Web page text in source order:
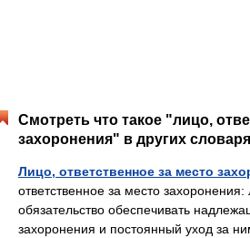
Смотреть что такое "лицо,
захоронения" в других
Лицо, ответственное за место
ответственное за место
обязательство обеспечивать
захоронения и постоянный уход за